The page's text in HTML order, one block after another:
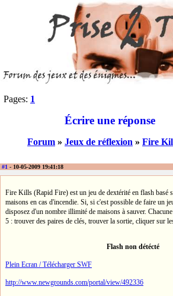
Pages: 1
Écrire une réponse
Forum » Jeux de réflexion » Fire
#1 - 10-05-2009 19:41:18
Fire Kills (Rapid Fire) est un jeu de dextérité en flash basé
maisons en cas d'incendie. Si, si c'est possible de faire un
disposez d'un nombre illimité de maisons à sauver.
5 : trouver des paires de clés, trouver la sortie, cliquer sur
Flash non détécté
Plein Ecran / Télécharger SWF
http://www.newgrounds.com/portal/view/492336